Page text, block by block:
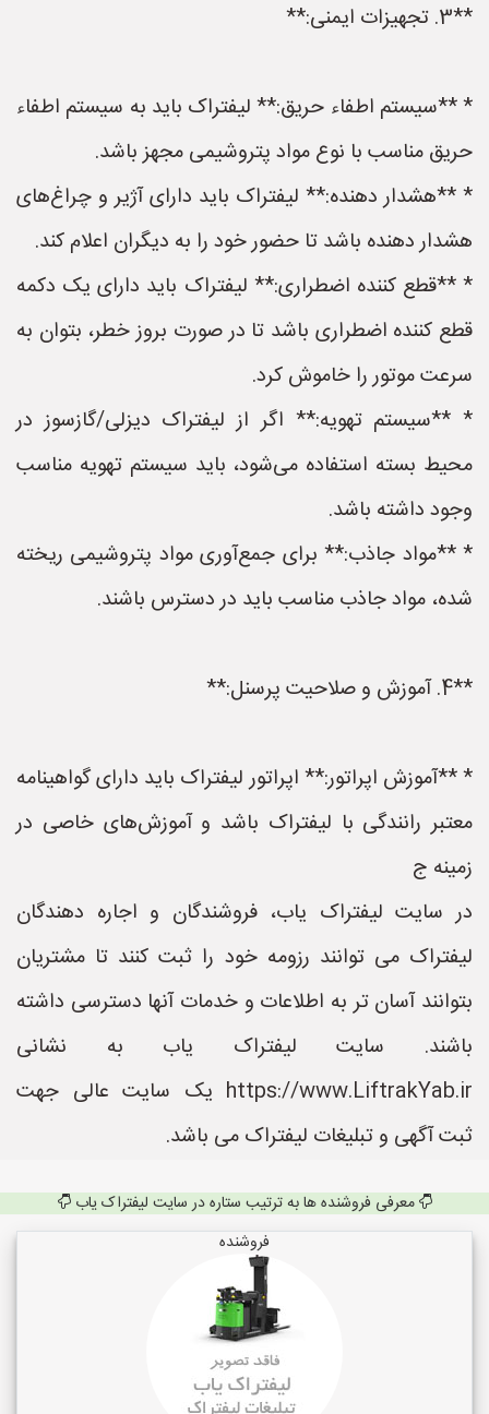
**3. تجهیزات ایمنی:**
* **سیستم اطفاء حریق:** لیفتراک باید به سیستم اطفاء
حریق مناسب با نوع مواد پتروشیمی مجهز باشد.
* **هشدار دهنده:** لیفتراک باید دارای آژیر و چراغ‌های
هشدار دهنده باشد تا حضور خود را به دیگران اعلام کند.
* **قطع کننده اضطراری:** لیفتراک باید دارای یک دکمه
قطع کننده اضطراری باشد تا در صورت بروز خطر، بتوان به
سرعت موتور را خاموش کرد.
* **سیستم تهویه:** اگر از لیفتراک دیزلی/گازسوز در
محیط بسته استفاده می‌شود، باید سیستم تهویه مناسب
وجود داشته باشد.
* **مواد جاذب:** برای جمع‌آوری مواد پتروشیمی ریخته
شده، مواد جاذب مناسب باید در دسترس باشند.
**4. آموزش و صلاحیت پرسنل:**
* **آموزش اپراتور:** اپراتور لیفتراک باید دارای گواهینامه
معتبر رانندگی با لیفتراک باشد و آموزش‌های خاصی در
زمینه ج
در سایت لیفتراک یاب، فروشندگان و اجاره دهندگان
لیفتراک می توانند رزومه خود را ثبت کنند تا مشتریان
بتوانند آسان تر به اطلاعات و خدمات آنها دسترسی داشته
باشند. سایت لیفتراک یاب به نشانی
https://www.LiftrakYab.ir یک سایت عالی جهت
ثبت آگهی و تبلیغات لیفتراک می باشد.
معرفی فروشنده ها به ترتیب ستاره در سایت لیفتراک یاب
فروشنده